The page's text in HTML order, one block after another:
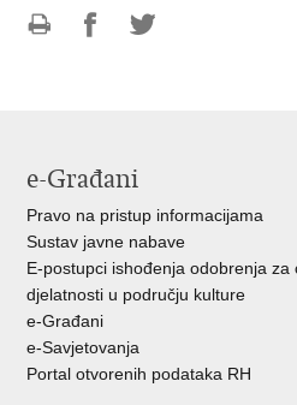
e-Građani
Pravo na pristup informacijama
Sustav javne nabave
E-postupci ishođenja odobrenja za
djelatnosti u području kulture
e-Građani
e-Savjetovanja
Portal otvorenih podataka RH